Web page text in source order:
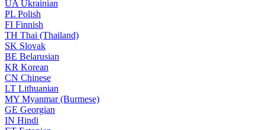
UA Ukrainian
PL Polish
FI Finnish
TH Thai (Thailand)
SK Slovak
BE Belarusian
KR Korean
CN Chinese
LT Lithuanian
MY Myanmar (Burmese)
GE Georgian
IN Hindi